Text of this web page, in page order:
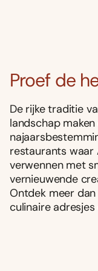
Proef de
De rijke traditie
landschap
restaurants waar
verwennen met
vernieuwende
Ontdek meer
culinaire